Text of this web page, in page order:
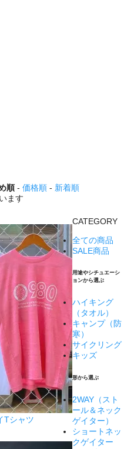
順- 価格順- 新着順
ます
Tシャツ
CATEGORY
全ての商品
SALE商品
用途やシチュエーシ
ョンから選ぶ
ハイキング
（タオル）
キャンプ（防
寒）
サイクリング
キッズ
形から選ぶ
2WAY（スト
ール＆ネック
ゲイター）
ショートネッ
クゲイター